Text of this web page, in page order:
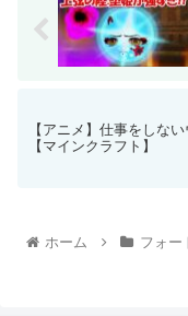
【アニメ】仕事をしな
【マインクラフト】
ホーム フォー